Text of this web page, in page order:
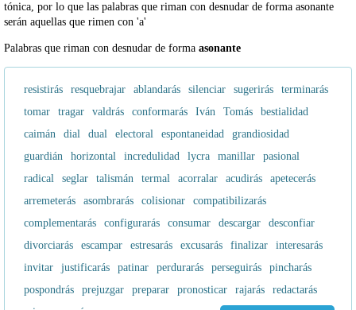
tónica, por lo que las palabras que riman con desnudar de forma asonante
serán aquellas que rimen con 'a'
Palabras que riman con desnudar de forma asonante
resistirás resquebrajar ablandarás silenciar sugerirás
terminarás
tomar
tragar valdrás conformarás Iván Tomás
bestialidad
caimán
dial dual electoral espontaneidad
grandiosidad
guardián
horizontal incredulidad lycra manillar
pasional
radical
seglar talismán termal acorralar acudirás
apetecerás
arremeterás
asombrarás colisionar
compatibilizarás
complementarás
configurarás consumar descargar
desconfiar
divorciarás
escampar estresarás excusarás finalizar
interesarás
invitar
justificarás patinar perdurarás perseguirás
pincharás
pospondrás
prejuzgar preparar pronosticar rajarás
redactarás